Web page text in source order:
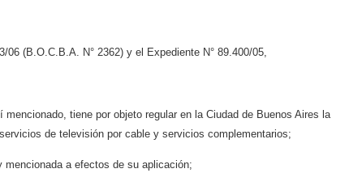
(B.O.C.B.A. N° 2362) y el Expediente N° 89.400/05,
tiene por objeto regular en la Ciudad de Buenos Aires la
de televisión por cable y servicios complementarios;
mencionada a efectos de su aplicación;